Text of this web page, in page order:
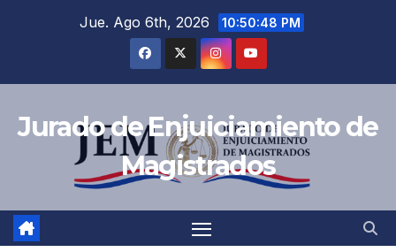
Jue. Ago 6th, 2026 10:50:49 PM
Jurado de Enjuiciamiento de
Magistrados